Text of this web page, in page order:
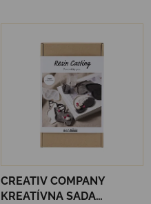
CREATIV COMPANY
KREATÍVNA SADA